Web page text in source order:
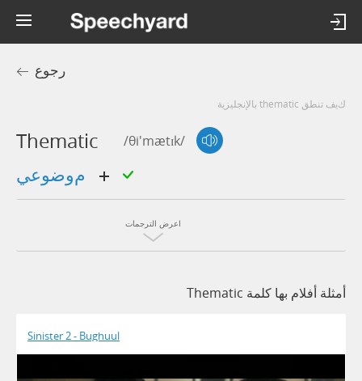
رجوع
كيف تنطق thematic بالإنجليزية
Thematic /θi'mætɪk/
اعرض الترجمات
أمثلة أفلام بها كلمة Thematic
Sinister 2 - Bughuul